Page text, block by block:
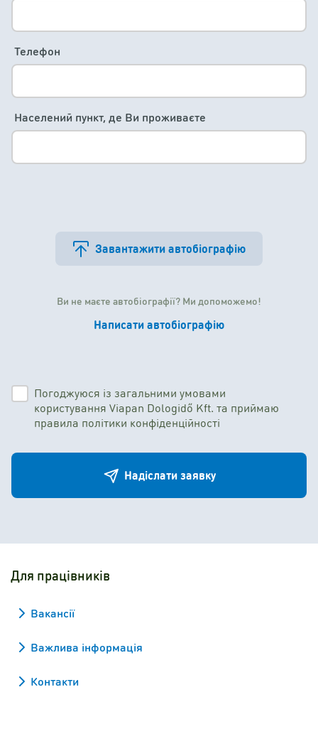
Телефон
Населений пункт, де Ви проживаєте
Завантажити автобіографію
Ви не маєте автобіографії? Ми допоможемо!
Написати автобіографію
Погоджуюся із загальними умовами
користування Viapan Dologidő Kft. та приймаю
правила політики конфіденційності
Надіслати заявку
Для працівників
Вакансії
Важлива інформація
Контакти